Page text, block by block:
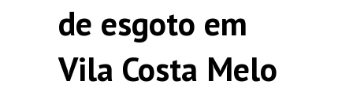
de esgoto em
Vila Costa Melo